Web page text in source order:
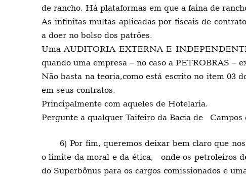
de rancho. Há plataformas em que a faina de
As infinitas multas aplicadas por fiscais de
a doer no bolso dos patrões.
Uma AUDITORIA EXTERNA E
quando uma empresa – no caso a PETROBRAS –
Não basta na teoria,como está escrito no item 03
em seus contratos.
Principalmente com aqueles de Hotelaria.
Pergunte a qualquer Taifeiro da Bacia de
6) Por fim, queremos deixar bem claro que
o limite da moral e da ética, onde os petroleiros
do Superbônus para os cargos comissionados e